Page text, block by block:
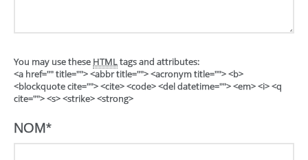
You may use these HTMLtags and attributes:
<a href="" title=""> <abbr title=""> <acronym title=""> <b>
<blockquote cite=""> <cite> <code> <del datetime=""> <em> <i> <q
cite=""> <s> <strike> <strong>
NOM*